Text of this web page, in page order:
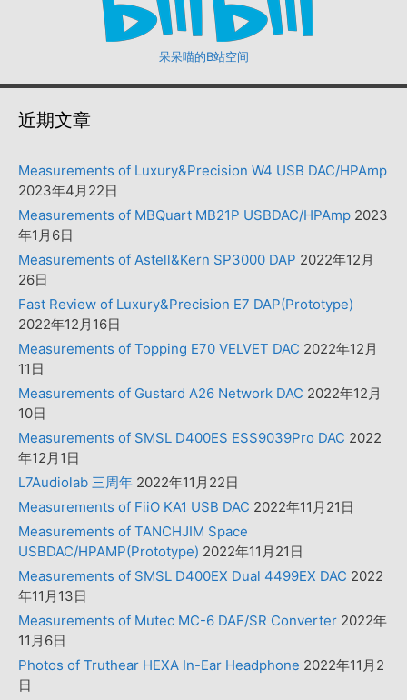
呆呆喵的B站空间
近期文章
Measurements of Luxury&Precision W4 USB DAC/HPAmp
2023年4月22日
Measurements of MBQuart MB21P USBDAC/HPAmp 2023
年1月6日
Measurements of Astell&Kern SP3000 DAP 2022年12月
26日
Fast Review of Luxury&Precision E7 DAP(Prototype)
2022年12月16日
Measurements of Topping E70 VELVET DAC 2022年12月
11日
Measurements of Gustard A26 Network DAC 2022年12月
10日
Measurements of SMSL D400ES ESS9039Pro DAC 2022
年12月1日
L7Audiolab 三周年 2022年11月22日
Measurements of FiiO KA1 USB DAC 2022年11月21日
Measurements of TANCHJIM Space
USBDAC/HPAMP(Prototype) 2022年11月21日
Measurements of SMSL D400EX Dual 4499EX DAC 2022
年11月13日
Measurements of Mutec MC-6 DAF/SR Converter 2022年
11月6日
Photos of Truthear HEXA In-Ear Headphone 2022年11月2
日